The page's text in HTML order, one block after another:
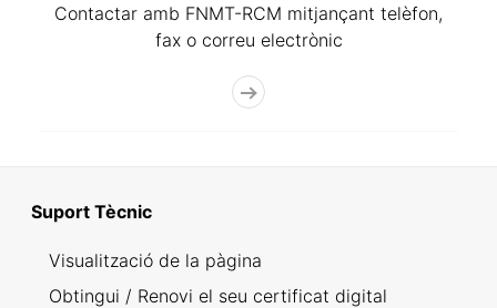
Contactar amb FNMT-RCM mitjançant telèfon,
fax o correu electrònic
Suport Tècnic
Visualització de la pàgina
Obtingui / Renovi el seu certificat digital